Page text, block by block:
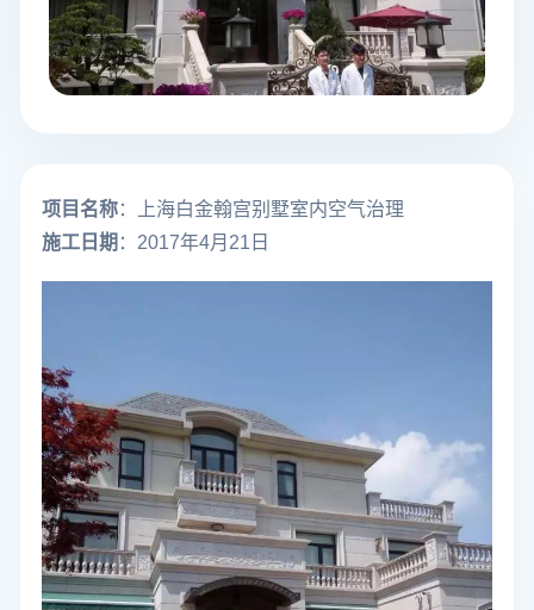
项目名称：上海白金翰宫别墅室内空气治理
施工日期 ：2017年4月21日